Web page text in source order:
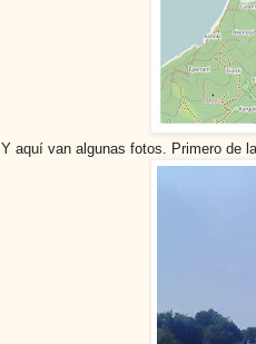
Y aquí van algunas fotos. Primero de